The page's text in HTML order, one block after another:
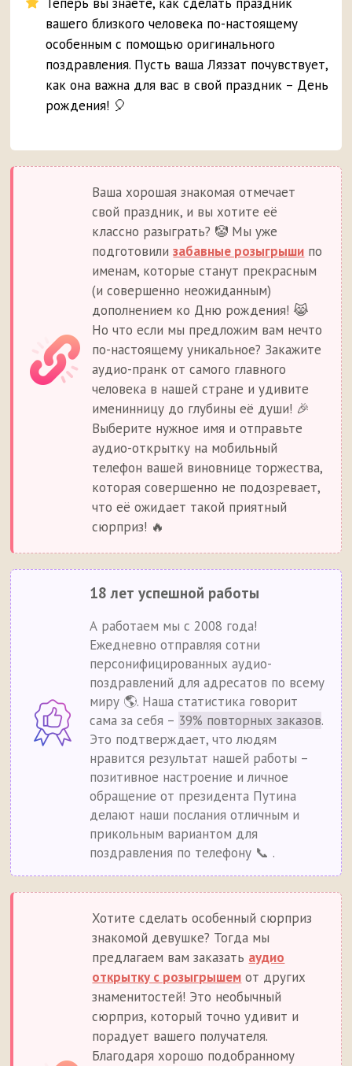
вашего близкого человека по-настоящему
особенным с помощью оригинального
поздравления. Пусть ваша Ляззат почувствует,
как она важна для вас в свой праздник – День
рождения! 🎈
Ваша хорошая знакомая отмечает
свой праздник, и вы хотите её
классно разыграть? 🤡 Мы уже
подготовилизабавные розыгрыши по
именам, которые станут прекрасным
(и совершенно неожиданным)
дополнением ко Дню рождения! 😹
Но что если мы предложим вам нечто
по-настоящему уникальное? Закажите
аудио-пранк от самого главного
человека в нашей стране и удивите
именинницу до глубины её души! 🎉
Выберите нужное имя и отправьте
аудио-открытку на мобильный
телефон вашей виновнице торжества,
которая совершенно не подозревает,
что её ожидает такой приятный
сюрприз! 🔥
18 лет успешной работы
А работаем мы с 2008 года!
Ежедневно отправляя сотни
персонифицированных аудио-
поздравлений для адресатов по всему
миру 🌎. Наша статистика говорит
сама за себя – 39% повторных заказов.
Это подтверждает, что людям
нравится результат нашей работы –
позитивное настроение и личное
обращение от президента Путина
делают наши послания отличным и
прикольным вариантом для
поздравления по телефону 📞 .
Хотите сделать особенный сюрприз
знакомой девушке? Тогда мы
предлагаем вам заказать аудио
открытку с розыгрышем от других
знаменитостей! Это необычный
сюрприз, который точно удивит и
порадует вашего получателя.
Благодаря хорошо подобранному